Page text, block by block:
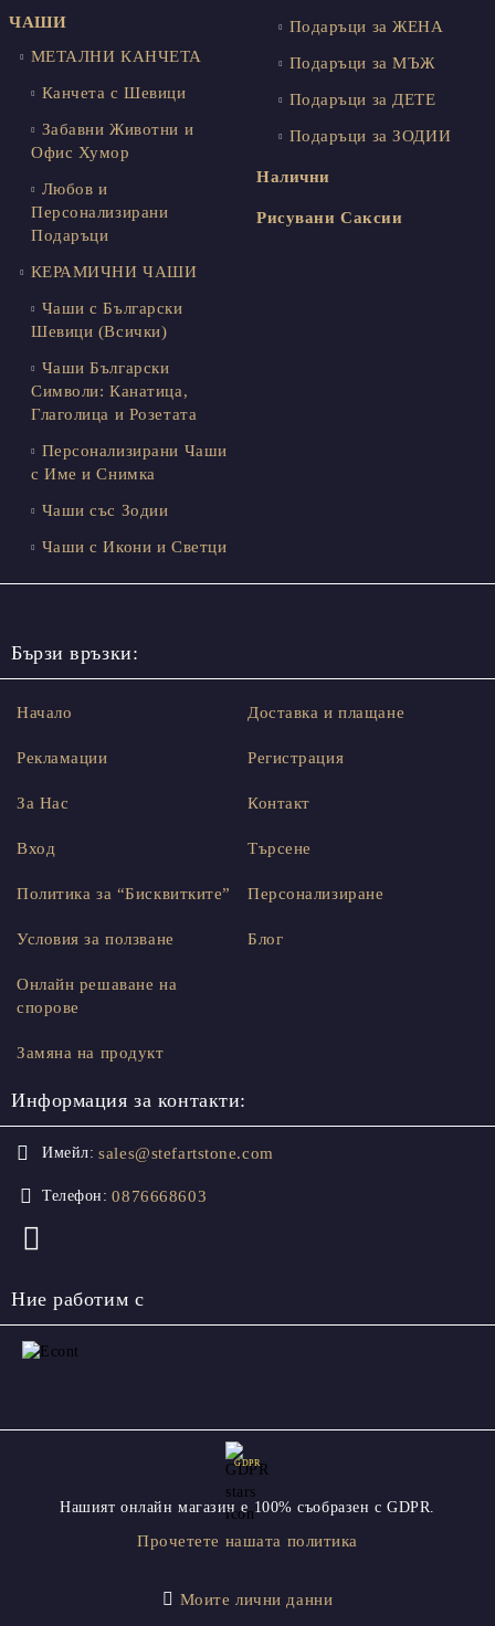
ЧАШИ
МЕТАЛНИ КАНЧЕТА
Канчета с Шевици
Забавни Животни и
Офис Хумор
Любов и
Персонализирани
Подаръци
КЕРАМИЧНИ ЧАШИ
Чаши с Български
Шевици (Всички)
Чаши Български
Символи: Канатица,
Глаголица и Розетата
Персонализирани Чаши
с Име и Снимка
Чаши със Зодии
Чаши с Икони и Светци
Подаръци за ЖЕНА
Подаръци за МЪЖ
Подаръци за ДЕТЕ
Подаръци за ЗОДИИ
Налични
Рисувани Саксии
Бързи връзки:
Начало
Рекламации
За Нас
Вход
Доставка и плащане
Регистрация
Контакт
Търсене
Политика за “Бисквитките”
Условия за ползване
Онлайн решаване на
спорове
Замяна на продукт
Персонализиране
Блог
Информация за контакти:
Имейл: sales@stefartstone.com
Телефон: 0876668603
Ние работим с
GDPR
Нашият онлайн магазин е 100% съобразен с GDPR.
Прочетете нашата политика
Моите лични данни